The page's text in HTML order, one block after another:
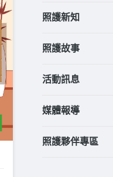
照護新知
照護故事
活動訊息
媒體報導
照護夥伴專區